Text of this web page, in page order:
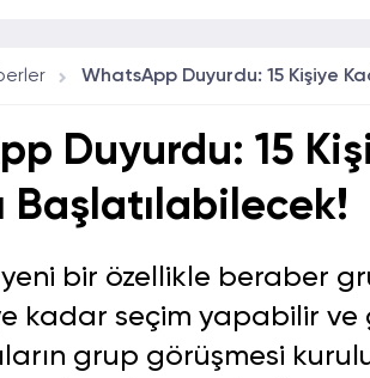
Duyurdu: 15
Başlatılabilecek!
bir özellikle beraber
kadar seçim yapabilir
grup görüşmesi